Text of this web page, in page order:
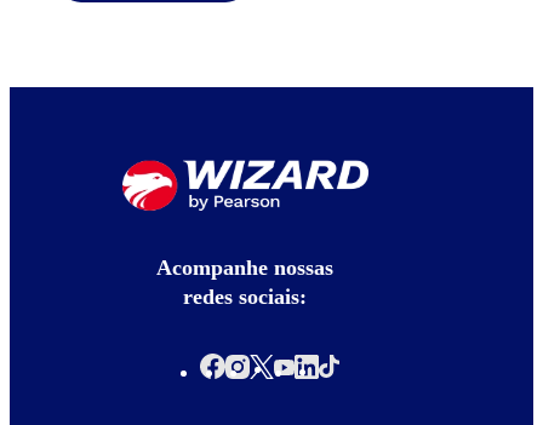
Acompanhe nossas
redes sociais: